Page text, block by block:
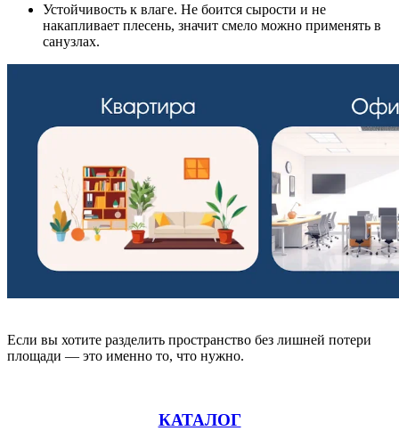
Устойчивость к влаге. Не боится сырости и не
накапливает плесень, значит смело можно применять в
санузлах.
Если вы хотите разделить пространство без лишней потери
площади — это именно то, что нужно.
КАТАЛОГ